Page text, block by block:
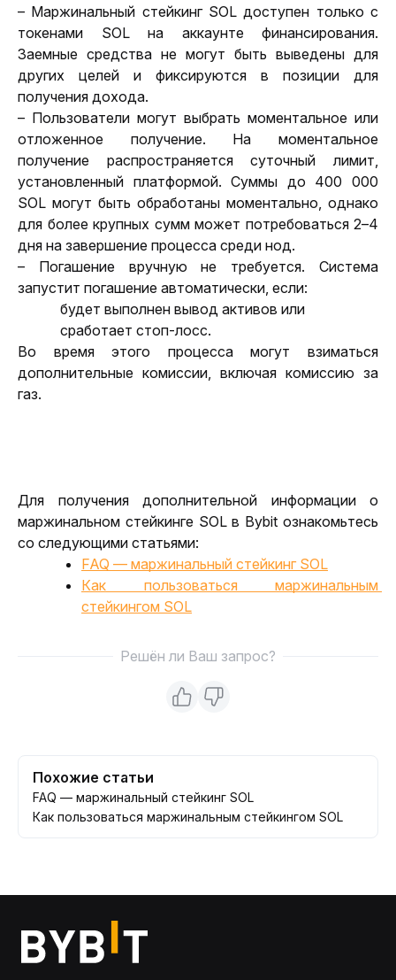
– Маржинальный стейкинг SOL доступен только с
токенами SOL на аккаунте финансирования.
Заемные средства не могут быть выведены для
других целей и фиксируются в позиции для
получения дохода.
– Пользователи могут выбрать моментальное или
отложенное получение. На моментальное
получение распространяется суточный лимит,
установленный платформой. Суммы до 400 000
SOL могут быть обработаны моментально, однако
для более крупных сумм может потребоваться 2–4
дня на завершение процесса среди нод.
– Погашение вручную не требуется. Система
запустит погашение автоматически, если:
будет выполнен вывод активов или
сработает стоп-лосс.
Во время этого процесса могут взиматься
дополнительные комиссии, включая комиссию за
газ.
Для получения дополнительной информации о
маржинальном стейкинге SOL в Bybit ознакомьтесь
со следующими статьями:
FAQ — маржинальный стейкинг SOL
Как пользоваться маржинальным
стейкингом SOL
Решён ли Ваш запрос?
Похожие статьи
FAQ — маржинальный стейкинг SOL
Как пользоваться маржинальным стейкингом SOL